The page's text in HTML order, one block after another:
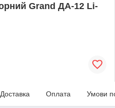
Grand ДА-12 Li-
Доставка Оплата Умови